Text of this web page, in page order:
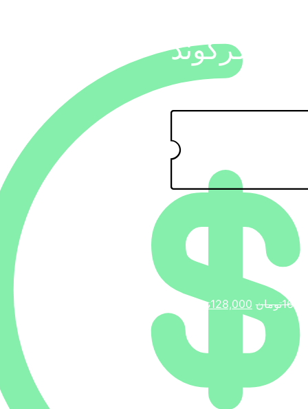
شهر كركوند
تومان قیمت
اصلی:
160,000تومان
بود.
128,000تومان
فعلی:
128,000تومان.